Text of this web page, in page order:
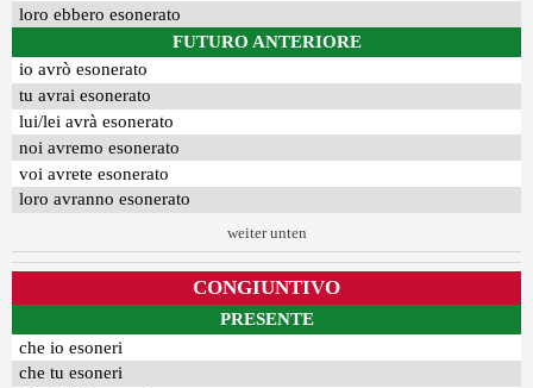
loro ebbero esonerato
FUTURO ANTERIORE
io avrò esonerato
tu avrai esonerato
lui/lei avrà esonerato
noi avremo esonerato
voi avrete esonerato
loro avranno esonerato
weiter unten
CONGIUNTIVO
PRESENTE
che io esoneri
che tu esoneri